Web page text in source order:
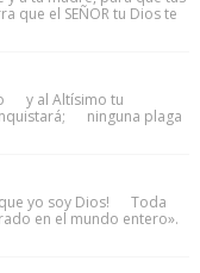
que el SEÑOR tu Dios te
y al Altísimo tu
ninguna plaga
que yo soy Dios! Toda
en el mundo entero».